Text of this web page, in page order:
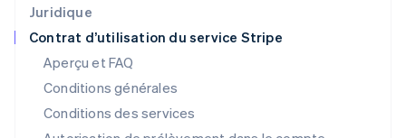
Juridique
Contrat d’utilisation du service Stripe
Aperçu et FAQ
Conditions générales
Conditions des services
Italie
Japon
日本語 English
Lettonie
English